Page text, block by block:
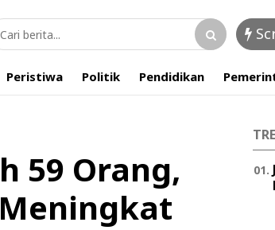
Peristiwa Politik Pendidikan
59 Orang,